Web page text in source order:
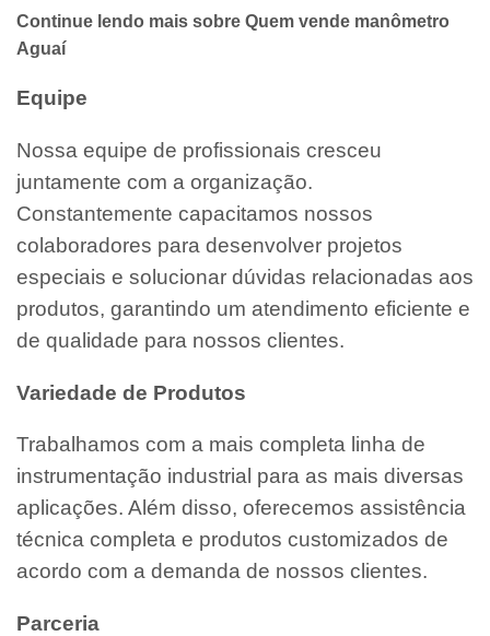
Continue lendo mais sobre Quem vende manômetro
Aguaí
Equipe
Nossa equipe de profissionais cresceu
juntamente com a organização.
Constantemente capacitamos nossos
colaboradores para desenvolver projetos
especiais e solucionar dúvidas relacionadas aos
produtos, garantindo um atendimento eficiente e
de qualidade para nossos clientes.
Variedade de Produtos
Trabalhamos com a mais completa linha de
instrumentação industrial para as mais diversas
aplicações. Além disso, oferecemos assistência
técnica completa e produtos customizados de
acordo com a demanda de nossos clientes.
Parceria